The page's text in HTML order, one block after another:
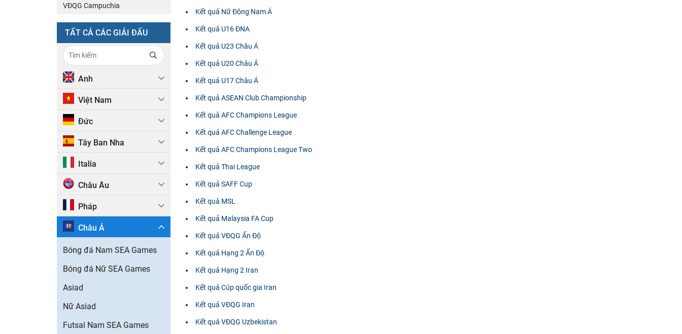
VĐQG Campuchia
TẤT CẢ CÁC GIẢI ĐẤU
Anh
Việt Nam
Đức
Tây Ban Nha
Italia
Châu Âu
Pháp
Châu Á
Bóng đá Nam SEA Games
Bóng đá Nữ SEA Games
Asiad
Nữ Asiad
Futsal Nam SEA Games
Kết quả Nữ Đông Nam Á
Kết quả U16 ĐNA
Kết quả U23 Châu Á
Kết quả U20 Châu Á
Kết quả U17 Châu Á
Kết quả ASEAN Club Championship
Kết quả AFC Champions League
Kết quả AFC Challenge League
Kết quả AFC Champions League Two
Kết quả Thai League
Kết quả SAFF Cup
Kết quả MSL
Kết quả Malaysia FA Cup
Kết quả VĐQG Ấn Độ
Kết quả Hạng 2 Ấn Độ
Kết quả Hạng 2 Iran
Kết quả Cúp quốc gia Iran
Kết quả VĐQG Iran
Kết quả VĐQG Uzbekistan